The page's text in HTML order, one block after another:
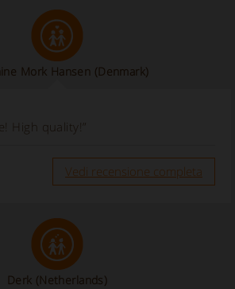
Mork Hansen (Denmark)
High quality!”
Vedi recensione completa
Derk (Netherlands)